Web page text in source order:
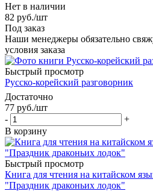
Нет в наличии
82 руб./шт
Под заказ
Наши менеджеры обязательно
условия заказа
Быстрый просмотр
Русско-корейский разговорник
Достаточно
77 руб./шт
-
+
В корзину
Быстрый просмотр
Книга для чтения на китайском
"Праздник драконьих лодок"